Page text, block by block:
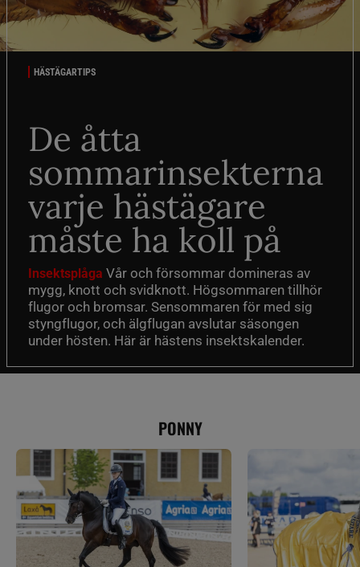
HÄSTÄGARTIPS
De åtta
sommarinsekterna
varje hästägare
måste ha koll på
Insektsplåga Vår och försommar domineras av
mygg, knott och svidknott. Högsommaren tillhör
flugor och bromsar. Sensommaren för med sig
styngflugor, och älgflugan avslutar säsongen
under hösten. Här är hästens insektskalender.
PONNY